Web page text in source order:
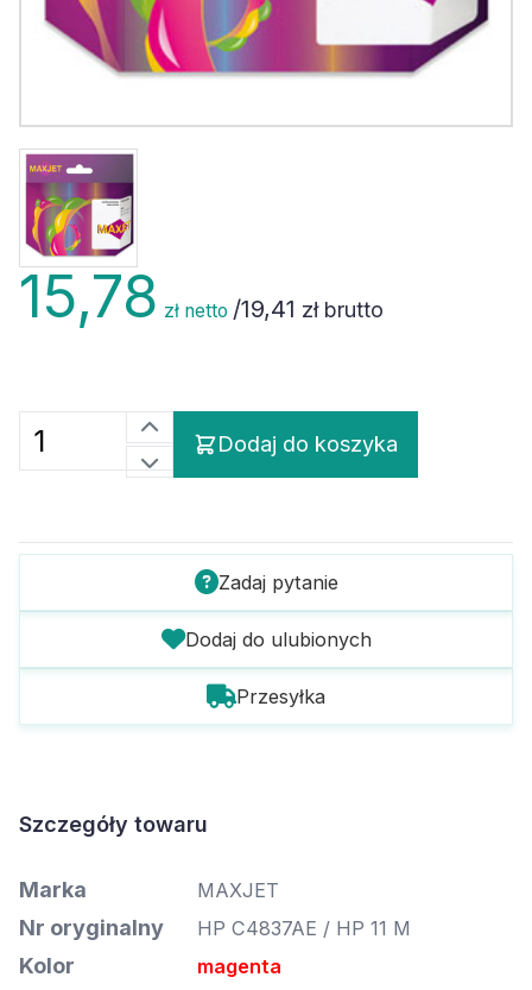
15,78 zł netto /19,41 zł brutto
Dodaj do koszyka
Zadaj pytanie
Dodaj do ulubionych
Przesyłka
Szczegóły towaru
Marka MAXJET
Nr oryginalny HP C4837AE / HP 11 M
Kolor magenta